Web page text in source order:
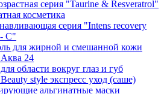
серия "Taurine & Resveratrol"
косметика
серия "Intens recovery
C"
для жирной и смешанной кожи
24
области вокруг глаз и губ
style экспресс уход (саше)
альгинатные маски